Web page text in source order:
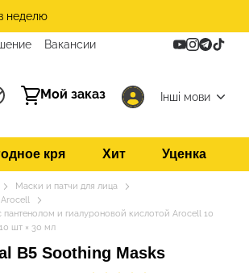
неделю
Вакансии
Мой заказ
Інші мови
кря Хит Уценка
Маски и патчи для лица
и гиалуроновой кислотой Arocell 10
шт × 30 мл
B5 Soothing Masks